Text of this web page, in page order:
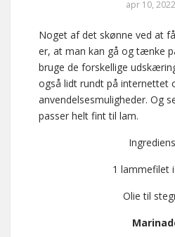
apr 10, 2022
Noget af det skønne ved at
er, at man kan gå og tænke
bruge de forskellige
også lidt rundt på internettet
anvendelsesmuligheder. Og
passer helt fint til lam.
1 lammefilet
Olie til